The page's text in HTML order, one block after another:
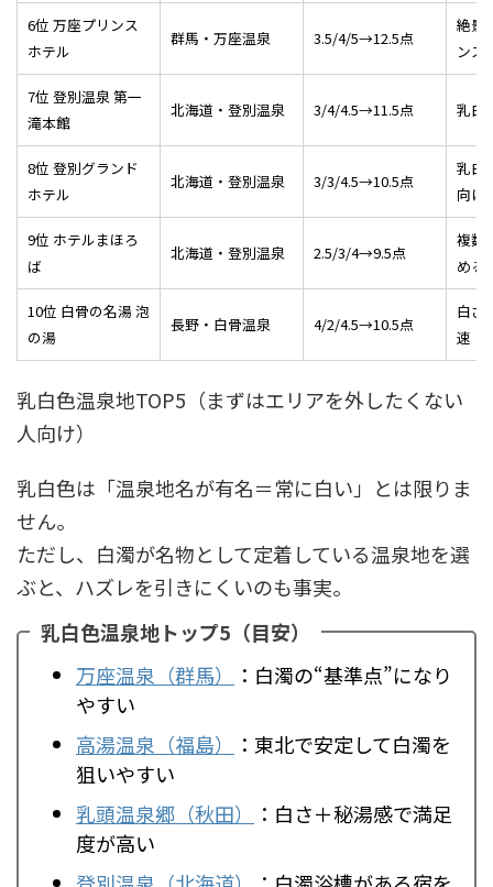
6位 万座プリンス
ホテル
群馬・万座温泉 3.5/4/5→12.5点
絶景
ンス
7位 登別温泉 第一
滝本館
北海道・登別温泉 3/4/4.5→11.5点 乳白
8位 登別グランド
ホテル
北海道・登別温泉 3/3/4.5→10.5点
乳白
向け
9位 ホテルまほろ
ば
北海道・登別温泉 2.5/3/4→9.5点
複数
める
10位 白骨の名湯 泡
の湯
長野・白骨温泉 4/2/4.5→10.5点
白さ
速
乳白色温泉地TOP5（まずはエリアを外したくない
人向け）
乳白色は「温泉地名が有名＝常に白い」とは限りま
せん。
ただし、白濁が名物として定着している温泉地を選
ぶと、ハズレを引きにくいのも事実。
乳白色温泉地トップ5（目安）
万座温泉（群馬）
：白濁の“基準点”になり
やすい
高湯温泉（福島）
：東北で安定して白濁を
狙いやすい
乳頭温泉郷（秋田）
：白さ＋秘湯感で満足
度が高い